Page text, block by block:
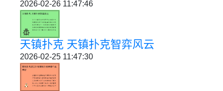
2026-02-26 11:47:46
天镇扑克 天镇扑克智弈风云
2026-02-25 11:47:30